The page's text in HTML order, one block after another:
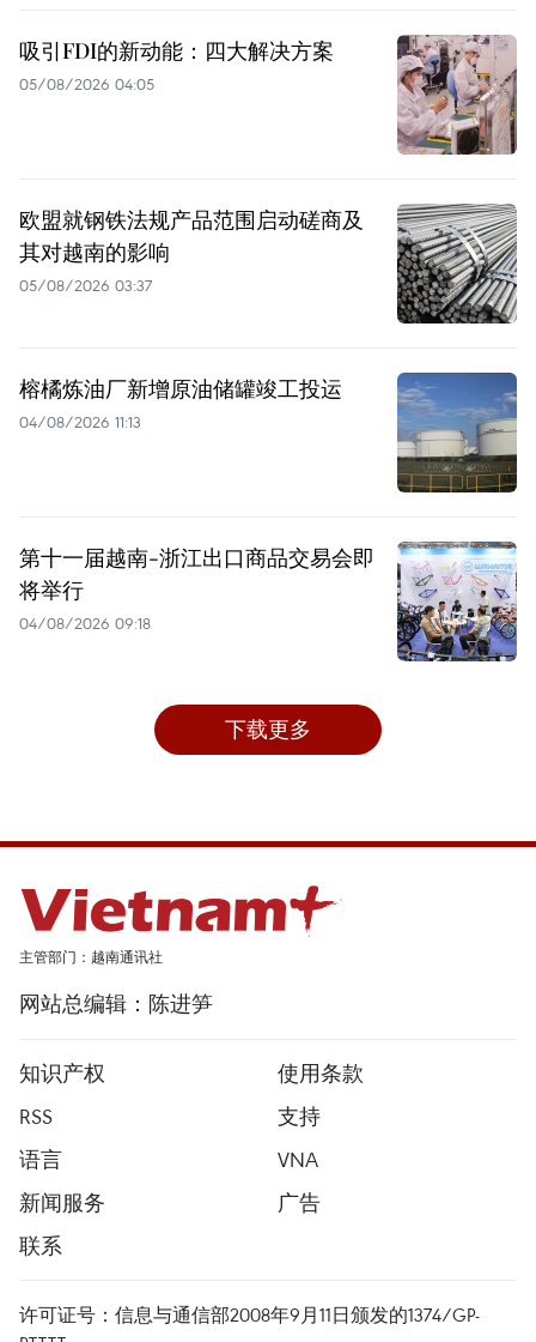
吸引FDI的新动能：四大解决方案
05/08/2026 04:05
欧盟就钢铁法规产品范围启动磋商及
其对越南的影响
05/08/2026 03:37
榕橘炼油厂新增原油储罐竣工投运
04/08/2026 11:13
第十一届越南-浙江出口商品交易会即
将举行
04/08/2026 09:18
下载更多
主管部门：越南通讯社
网站总编辑：陈进笋
知识产权
使用条款
RSS
支持
语言
VNA
新闻服务
广告
联系
许可证号：信息与通信部2008年9月11日颁发的1374/GP-